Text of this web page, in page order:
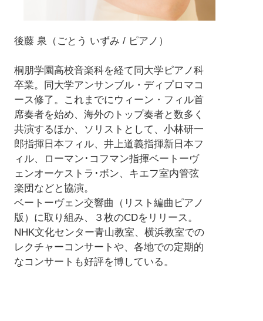
後藤 泉（ごとう いずみ / ピアノ）
桐朋学園高校音楽科を経て同大学ピアノ科
卒業。同大学アンサンブル・ディプロマコ
ース修了。これまでにウィーン・フィル首
席奏者を始め、海外のトップ奏者と数多く
共演するほか、ソリストとして、小林研一
郎指揮日本フィル、井上道義指揮新日本フ
ィル、ローマン･コフマン指揮ベートーヴ
ェンオーケストラ･ボン、キエフ室内管弦
楽団などと協演。
ベートーヴェン交響曲（リスト編曲ピアノ
版）に取り組み、３枚のCDをリリース。
NHK文化センター青山教室、横浜教室での
レクチャーコンサートや、各地での定期的
なコンサートも好評を博している。